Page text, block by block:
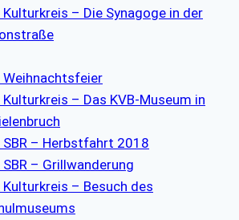
Kulturkreis – Die Synagoge in der
Weihnachtsfeier
Kulturkreis – Das KVB-Museum in
SBR – Herbstfahrt 2018
SBR – Grillwanderung
Kulturkreis – Besuch des